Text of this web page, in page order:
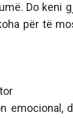
Do keni
për të